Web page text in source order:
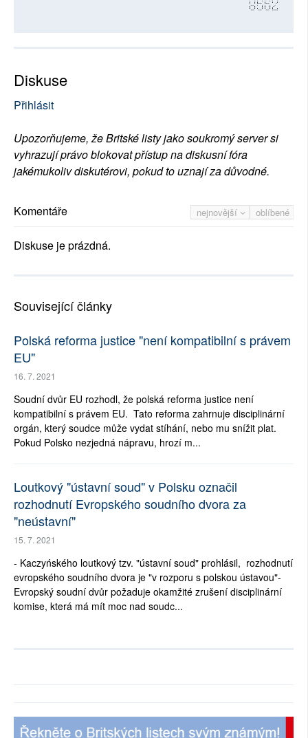
8562
Diskuse
Přihlásit
Upozorňujeme, že Britské listy jako soukromý server si
vyhrazují právo blokovat přístup na diskusní fóra
jakémukoliv diskutérovi, pokud to uznají za důvodné.
nejnovější oblíbené
Komentáře
Diskuse je prázdná.
Související články
Polská reforma justice "není kompatibilní s právem
EU"
16. 7. 2021
Soudní dvůr EU rozhodl, že polská reforma justice není
kompatibilní s právem EU. Tato reforma zahrnuje disciplinární
orgán, který soudce může vydat stíhání, nebo mu snížit plat.
Pokud Polsko nezjedná nápravu, hrozí m...
Loutkový "ústavní soud" v Polsku označil
rozhodnutí Evropského soudního dvora za
"neústavní"
15. 7. 2021
- Kaczyńského loutkový tzv. "ústavní soud" prohlásil, rozhodnutí
evropského soudního dvora je "v rozporu s polskou ústavou"-
Evropský soudní dvůr požaduje okamžité zrušení disciplinární
komise, která má mít moc nad soudc...